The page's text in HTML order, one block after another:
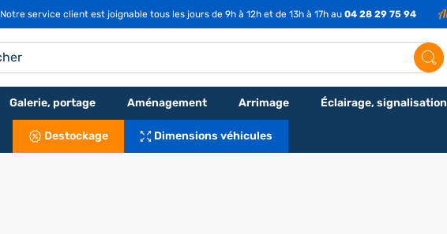
Notre service client est joignable tous les jours de 9h à 12h et de 13h à 17h au 04 28 29 75 94
Galerie, portage Aménagement Arrimage Éclairage, signalisation
Destockage Dimensions véhicules